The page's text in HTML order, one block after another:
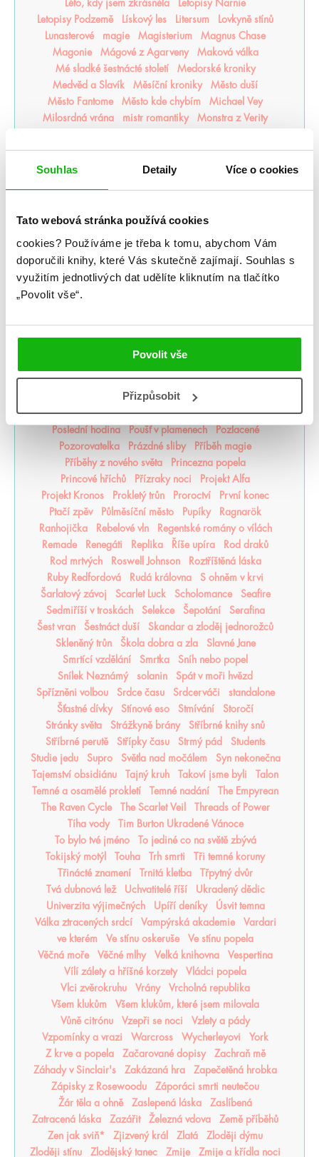
Souhlas Detaily Více o cookies
Tato webová stránka používá cookies
cookies? Používáme je třeba k tomu, abychom Vám
doporučili knihy, které Vás skutečně zajímají. Souhlas s
využitím jednotlivých dat udělíte kliknutím na tlačítko
„Povolit vše“.
Povolit vše
Přizpůsobit
Léto, kdy jsem zkrásněla
Letopisy Narnie
Letopisy Podzemě
Lískový les Litersum
Lovkyně stínů
Lunasterové
magie Magisterium
Magnus Chase
Magonie
Mágové z Agarveny
Maková válka
Mé sladké šestnácté století
Medorské kroniky
Medvěd a Slavík
Měsíční kroniky
Město duší
Město Fantome
Město kde chybím
Michael Vey
Milosrdná vrána
mistr romantiky
Monstra z Verity
Mrazení
Muffin a čaj
Můj život s Walterovic kluky
Mycelium
Mýtonoši
Národní opruzení
Nejjasnější hvězdy
nejpo
Nejtemnější část lesa
Nevítaní
Nezdolná Nikdynoc Nikdyuš
Noční partie
Nocte
Noví alchymisté Nozaki
Nyxia
Odkaz dračích jezdců
Odkaz lidské mysli
Odkaz Orďši
Pamatuj na smrt
Pěškopisy
Phobos Píseň zimy
Plující svět
pomaláromantika
Pomsta & rozbřesk
Popel a duše
Poslední Finestra
Poslední hodina
Poušť v plamenech
Pozlacené
Pozorovatelka
Prázdné sliby
Příběh magie
Příběhy z nového světa
Princezna popela
Princové hříchů
Přízraky noci
Projekt Alfa
Projekt Kronos
Prokletý trůn Proroctví
První konec
Ptačí zpěv
Půlměsíční město Pupíky
Ragnarök
Ranhojička
Rebelové vln
Regentské romány o vílách
Remade
Renegáti Replika Říše upíra
Rod draků
Rod mrtvých
Roswell Johnson
Roztříštěná láska
Ruby Redfordová
Rudá královna
S ohněm v krvi
Šarlatový závoj
Scarlet Luck Scholomance
Seafire
Sedmiříší v troskách
Selekce Šepotání
Serafina
Šest vran
Šestnáct duší
Skandar a zloděj jednorožců
Skleněný trůn
Škola dobra a zla
Slavné Jane
Smrtící vzdělání
Smrtka
Sníh nebo popel
Snílek Neznámý
solanin
Spát v moři hvězd
Spřízněni volbou
Srdce času Srdcerváči
standalone
Šťastné dívky
Stínové eso Stmívání
Storočí
Stránky světa
Strážkyně brány
Stříbrné knihy snů
Stříbrné perutě
Střípky času Strmý pád
Students
Studie jedu
Supro Světla nad močálem
Syn nekonečna
Tajemství obsidiánu
Tajný kruh Takoví jsme byli
Talon
Temné a osamělé prokletí
Temné nadání
The Empyrean
The Raven Cycle
The Scarlet Veil
Threads of Power
Tíha vody
Tim Burton Ukradené Vánoce
To bylo tvé jméno
To jediné co na světě zbývá
Tokijský motýl
Touha Trh smrti
Tři temné koruny
Třinácté znamení
Trnitá kletba
Třpytný dvůr
Tvá dubnová lež
Uchvatitelé říší
Ukradený dědic
Univerzita výjimečných
Upíří deníky
Úsvit temna
Válka ztracených srdcí
Vampýrská akademie
Vardari
ve kterém
Ve stínu oskeruše
Ve stínu popela
Věčná moře
Věčné mlhy Velká knihovna
Vespertina
Vílí zálety a hříšné korzety
Vládci popela
Vlci zvěrokruhu
Vrány
Vrcholná republika
Všem klukům
Všem klukům, které jsem milovala
Vůně citrónu
Vzepři se noci
Vzlety a pády
Vzpomínky a vrazi
Warcross Wycherleyovi
York
Z krve a popela
Začarované dopisy
Zachraň mě
Záhady v Sinclair's
Zakázaná hra
Zapečetěná hrobka
Zápisky z Rosewoodu
Záporáci smrti neutečou
Žár těla a ohně
Zaslepená láska
Zaslíbená
Zatracená láska
Zazářit Železná vdova
Země příběhů
Zen jak sviň*
Zjizvený král Zlatá
Zloději dýmu
Zloději stínu
Zlodějský tanec Zmije
Zmije a křídla noci